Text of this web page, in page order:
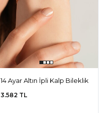
14 Ayar Altın İpli Kalp Bileklik
3.582 TL